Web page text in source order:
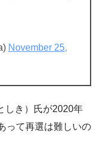
November 25,
き）氏が2020年
って再選は難しいの